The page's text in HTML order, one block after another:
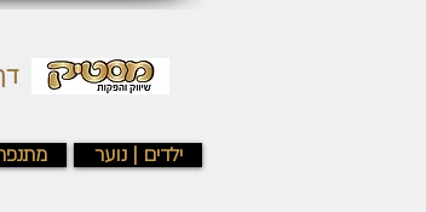
ילדים | נוער